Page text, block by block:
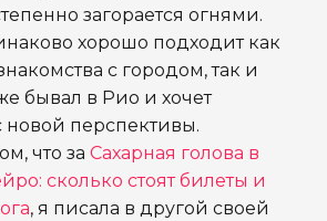
загорается огнями.
хорошо подходит как
с городом, так и
бывал в Рио и хочет
новой перспективы.
что за Сахарная голова в
сколько стоят билеты и
, я писала в другой своей